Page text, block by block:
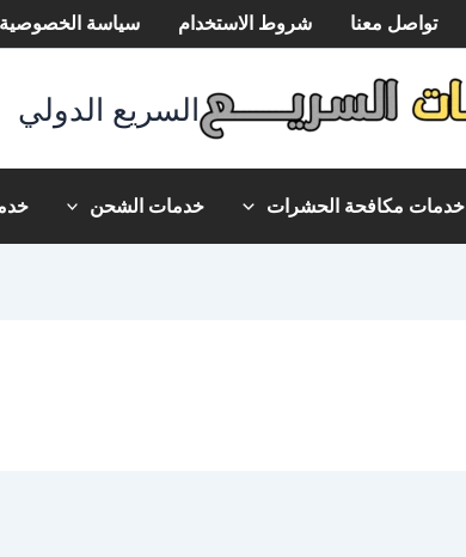
تواصل معنا شروط الاستخدام سياسة الخصوصية
السريع الدولي
خدمات مكافحة الحشرات خدمات الشحن